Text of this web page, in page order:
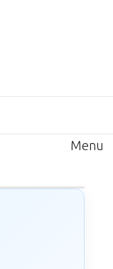
Menu